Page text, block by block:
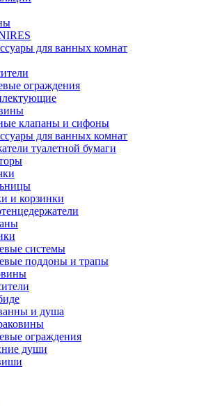
для ванных комнат
ограждения
клапаны и сифоны
для ванных комнат
туалетной бумаги
и корзинки
системы
поддоны и трапы
и душа
ограждения
души